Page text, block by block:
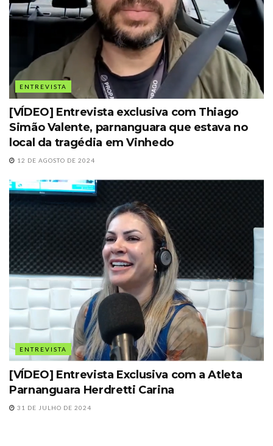
ENTREVISTA
[VÍDEO] Entrevista exclusiva com Thiago
Simão Valente, parnanguara que estava no
local da tragédia em Vinhedo
12 DE AGOSTO DE 2024
ENTREVISTA
[VÍDEO] Entrevista Exclusiva com a Atleta
Parnanguara Herdretti Carina
31 DE JULHO DE 2024